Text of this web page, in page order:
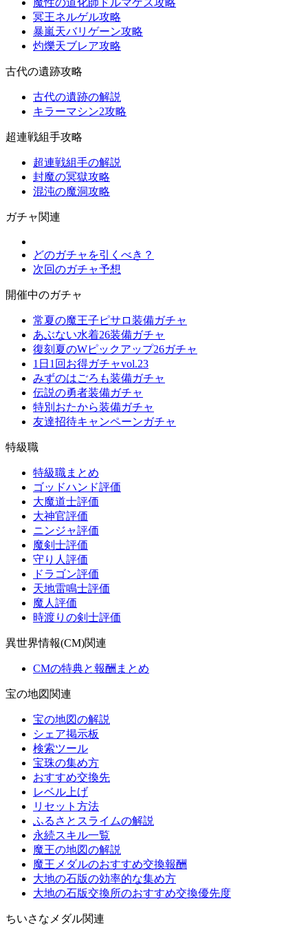
魔性の道化師ドルマゲス攻略
冥王ネルゲル攻略
暴嵐天バリゲーン攻略
灼爍天ブレア攻略
古代の遺跡攻略
古代の遺跡の解説
キラーマシン2攻略
超連戦組手攻略
超連戦組手の解説
封魔の冥獄攻略
混沌の魔洞攻略
ガチャ関連
どのガチャを引くべき？
次回のガチャ予想
開催中のガチャ
常夏の魔王子ピサロ装備ガチャ
あぶない水着26装備ガチャ
復刻夏のWピックアップ26ガチャ
1日1回お得ガチャvol.23
みずのはごろも装備ガチャ
伝説の勇者装備ガチャ
特別おたから装備ガチャ
友達招待キャンペーンガチャ
特級職
特級職まとめ
ゴッドハンド評価
大魔道士評価
大神官評価
ニンジャ評価
魔剣士評価
守り人評価
ドラゴン評価
天地雷鳴士評価
魔人評価
時渡りの剣士評価
異世界情報(CM)関連
CMの特典と報酬まとめ
宝の地図関連
宝の地図の解説
シェア掲示板
検索ツール
宝珠の集め方
おすすめ交換先
レベル上げ
リセット方法
ふるさとスライムの解説
永続スキル一覧
魔王の地図の解説
魔王メダルのおすすめ交換報酬
大地の石版の効率的な集め方
大地の石版交換所のおすすめ交換優先度
ちいさなメダル関連